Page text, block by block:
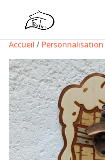
Accueil / Personnalisation